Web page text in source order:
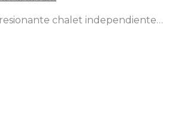
chalet independiente…